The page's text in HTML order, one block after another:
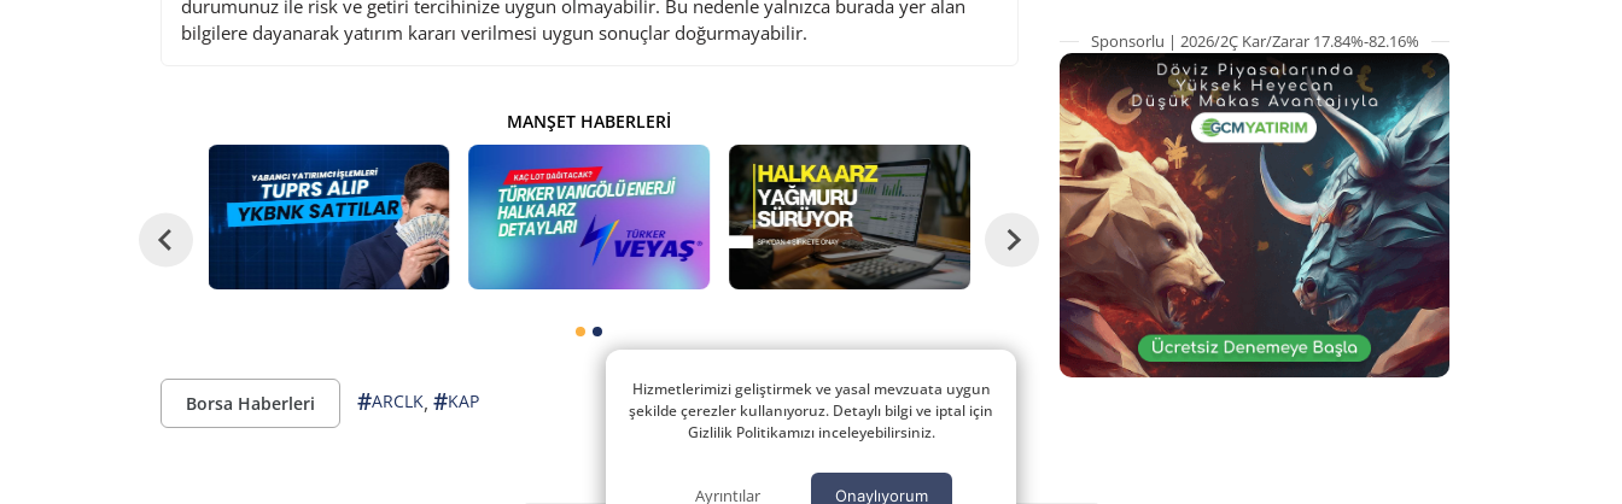
durumunuz ile risk ve getiri tercihinize uygun olmayabilir. Bu nedenle yalnızca burada yer alan
bilgilere dayanarak yatırım kararı verilmesi uygun sonuçlar doğurmayabilir.
MANŞET HABERLERI
Borsa Haberleri #ARCLK, #KAP
Sponsorlu | 2026/2Ç Kar/Zarar 17.84%-82.16%
Hizmetlerimizi geliştirmek ve yasal mevzuata uygun
şekilde çerezler kullanıyoruz. Detaylı bilgi ve iptal için
Gizlilik Politikamızı inceleyebilirsiniz.
Ayrıntılar Onaylıyorum